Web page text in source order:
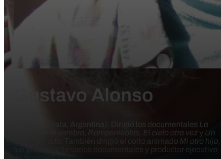
Gustavo Alonso
(1968, La Plata, Argentina). Dirigió los documentales La
vereda de la sombra
Rompenieblas, El cielo otra vez y Un
. También dirigió el corto animado Mi otro hijo,
fue guionista de varios documentales y productor ejecutivo